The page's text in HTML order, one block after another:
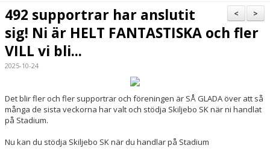
MATCHER
BILDGALLERI
>
<
492 supportrar har anslutit
sig! Ni är HELT FANTASTISKA och fler
VILL vi bli...
2025-10-24
Det blir fler och fler supportrar och föreningen är SÅ GLADA över att så
många de sista veckorna har valt och stödja Skiljebo SK när ni handlat
på Stadium.
Nu kan du stödja Skiljebo SK när du handlar på Stadium